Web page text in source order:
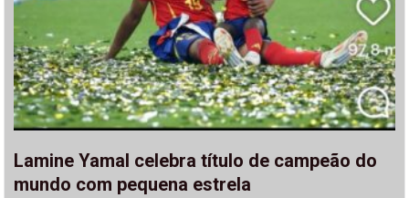
Lamine Yamal celebra título de campeão do
mundo com pequena estrela